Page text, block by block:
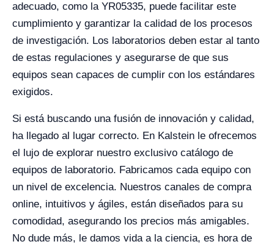
adecuado, como la YR05335, puede facilitar este
cumplimiento y garantizar la calidad de los procesos
de investigación. Los laboratorios deben estar al tanto
de estas regulaciones y asegurarse de que sus
equipos sean capaces de cumplir con los estándares
exigidos.
Si está buscando una fusión de innovación y calidad,
ha llegado al lugar correcto. En Kalstein le ofrecemos
el lujo de explorar nuestro exclusivo catálogo de
equipos de laboratorio. Fabricamos cada equipo con
un nivel de excelencia. Nuestros canales de compra
online, intuitivos y ágiles, están diseñados para su
comodidad, asegurando los precios más amigables.
No dude más, le damos vida a la ciencia, es hora de